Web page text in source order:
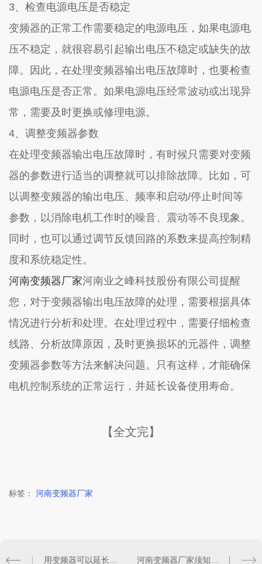
3、检查电源电压是否稳定
变频器的正常工作需要稳定的电源电压，如果电源电
压不稳定，就很容易引起输出电压不稳定或缺失的故
障。因此，在处理变频器输出电压故障时，也要检查
电源电压是否正常。如果电源电压经常波动或出现异
常，需要及时更换或修理电源。
4、调整变频器参数
在处理变频器输出电压故障时，有时候只需要对变频
器的参数进行适当的调整就可以排除故障。比如，可
以调整变频器的输出电压、频率和启动/停止时间等
参数，以消除电机工作时的噪音、震动等不良现象。
同时，也可以通过调节反馈回路的系数来提高控制精
度和系统稳定性。
河南变频器厂家河南业之峰科技股份有限公司提醒
您，对于变频器输出电压故障的处理，需要根据具体
情况进行分析和处理。在处理过程中，需要仔细检查
线路、分析故障原因，及时更换损坏的元器件，调整
变频器参数等方法来解决问题。只有这样，才能确保
电机控制系统的正常运行，并延长设备使用寿命。
【全文完】
标签： 河南变频器厂家
用变频器可以延长设备寿命吗？ 河南变频器厂家须知变频器安装接线的注意事项